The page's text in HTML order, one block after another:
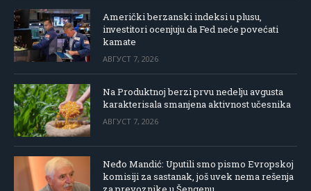
Američki berzanski indeksi u plusu,
investitori ocenjuju da Fed neće povećati
kamate
АВГУСТ 7, 2026
Na Produktnoj berzi prvu nedelju avgusta
karakterisala smanjena aktivnost učesnika
АВГУСТ 7, 2026
Neđo Mandić: Uputili smo pismo Evropskoj
komisiji za sastanak, još uvek nema rešenja